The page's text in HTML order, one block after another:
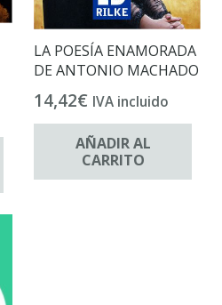
LA POESÍA ENAMORADA
DE ANTONIO MACHADO
14,42€ IVA incluido
AÑADIR AL
CARRITO